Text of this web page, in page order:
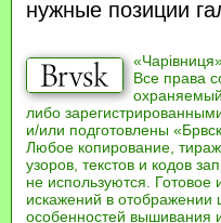
нужные позиции
Все права
либо
и/или подготовлены
Любое копирование,
узоров, текстов и кодов
не используются. Готовое
искажений в отображении
особенностей вышивания